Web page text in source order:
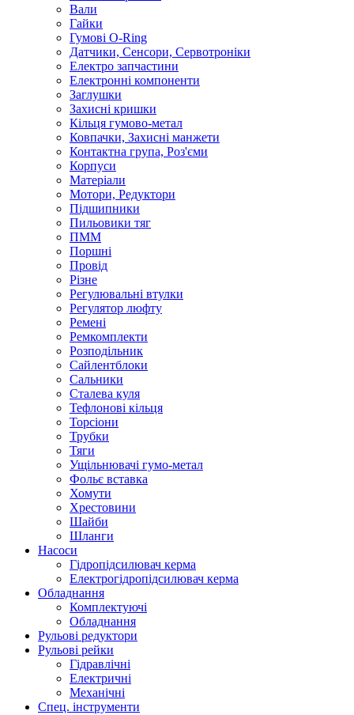
Вали
Гайки
Гумові O-Ring
Датчики, Сенсори, Сервотроніки
Електро запчастини
Електронні компоненти
Заглушки
Захисні кришки
Кільця гумово-метал
Ковпачки, Захисні манжети
Контактна група, Роз'єми
Корпуси
Матеріали
Мотори, Редуктори
Підшипники
Пильовики тяг
ПММ
Поршні
Провід
Різне
Регулювальні втулки
Регулятор люфту
Ремені
Ремкомплекти
Розподільник
Сайлентблоки
Сальники
Сталева куля
Тефлонові кільця
Торсіони
Трубки
Тяги
Ущільнювачі гумо-метал
Фольє вставка
Хомути
Хрестовини
Шайби
Шланги
Насоси
Гідропідсилювач керма
Електрогідропідсилювач керма
Обладнання
Комплектуючі
Обладнання
Рульові редуктори
Рульові рейки
Гідравлічні
Електричні
Механічні
Спец. інструменти